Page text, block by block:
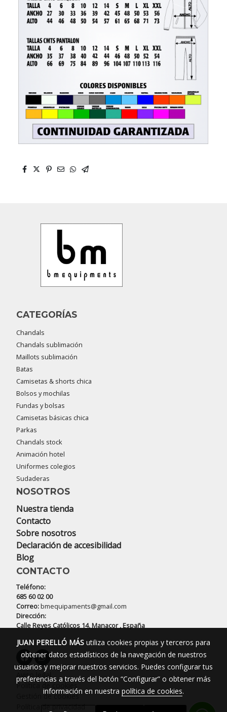
CATEGORÍAS
Chandals
Chandals sublimación
Maillots sublimación
Batas
Camisetas & shorts chica
Bolsos y mochilas
Fundas y bolsas
Camisetas básicas chica
Parkas
Chandals stock
Animación hotel
Uniformes colegios
Sudaderas
NOSOTROS
Nuestra tienda
Contacto
Sobre nosotros
Declaración de accesibilidad
Blog
CONTACTO
Teléfono:
685 60 02 00
Correo:bmequipaments@gmail.com
Dirección:
Calle Reyes Católicos 14, Manacor , España
Aviso legal
Política de cookies
Gestión de cookies
JUAN PERELLÓ MÁS utiliza cookies propias y terceros para
obtener datos estadísticos de la navegación de nuestros
usuarios y mejorar nuestros servicios. Puedes configurar tus
preferencias a través del botón “Configurar” o obtener más
información en nuestra política de cookies.